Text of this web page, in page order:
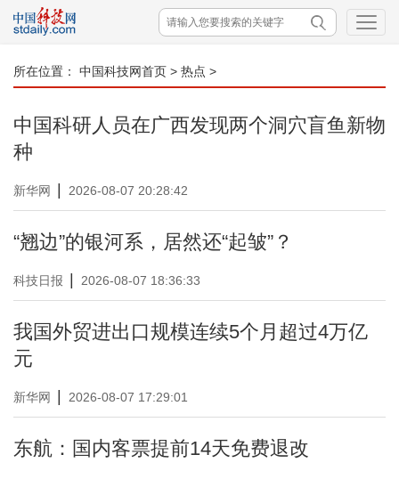
所在位置： 中国科技网首页 > 热点 >
中国科研人员在广西发现两个洞穴盲鱼新物
种
新华网 2026-08-07 20:28:42
“翘边”的银河系，居然还“起皱”？
科技日报 2026-08-07 18:36:33
我国外贸进出口规模连续5个月超过4万亿
元
新华网 2026-08-07 17:29:01
东航：国内客票提前14天免费退改